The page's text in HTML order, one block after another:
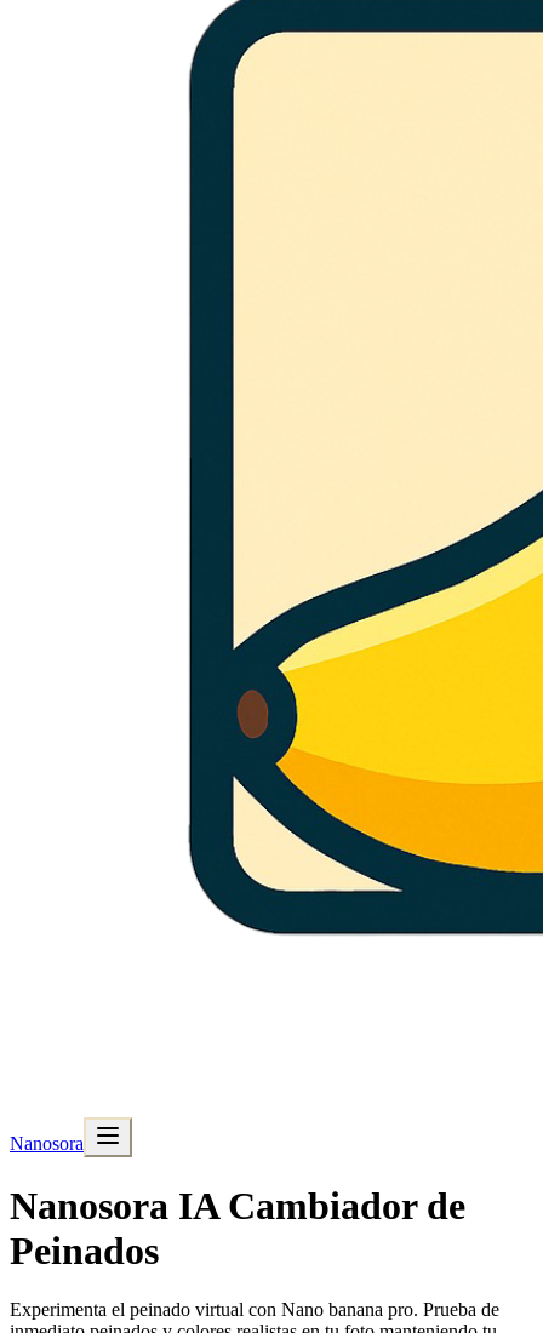
Nanosora
Nanosora IA Cambiador de
Peinados
Experimenta el peinado virtual con Nano banana pro. Prueba de